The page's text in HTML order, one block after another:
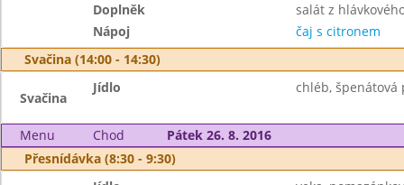
Doplněk
salát z
Nápoj
čaj s citronem
Svačina (14:00 - 14:30)
Svačina
Jídlo chléb, špenátová
Menu Chod
Pátek 26. 8. 2016
Přesnídávka (8:30 - 9:30)